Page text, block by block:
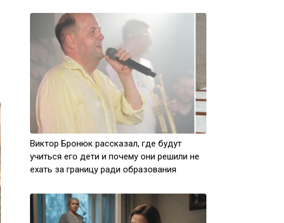
Виктор Бронюк рассказал, где будут
учиться его дети и почему они решили не
ехать за границу ради образования